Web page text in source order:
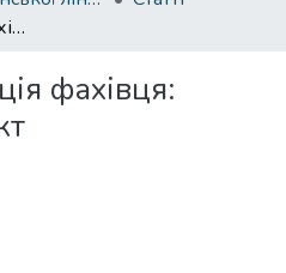
Мовна комунікація фахівця: гендерний аспект
фахівця: